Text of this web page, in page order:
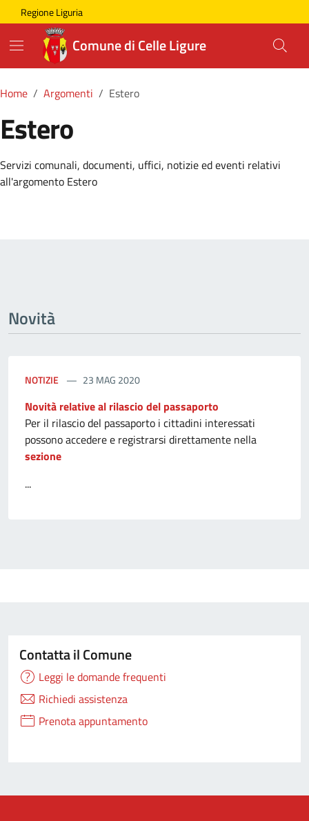
Skip to main content
Comune di Celle Ligure
Regione Liguria
Comune di Celle Ligure
Home Argomenti Estero
Estero
Dettagli della Notizia
Servizi comunali, documenti, uffici, notizie ed eventi relativi
all'argomento Estero
Novità
NOTIZIE 23 MAG 2020
Novità relative al rilascio del passaporto
Per il rilascio del passaporto i cittadini interessati
possono accedere e registrarsi direttamente nella
sezione
...
Contatta il Comune
Leggi le domande frequenti
Richiedi assistenza
Prenota appuntamento